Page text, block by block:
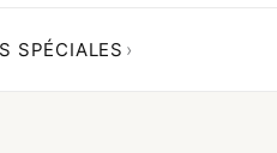
SPÉCIALES ›